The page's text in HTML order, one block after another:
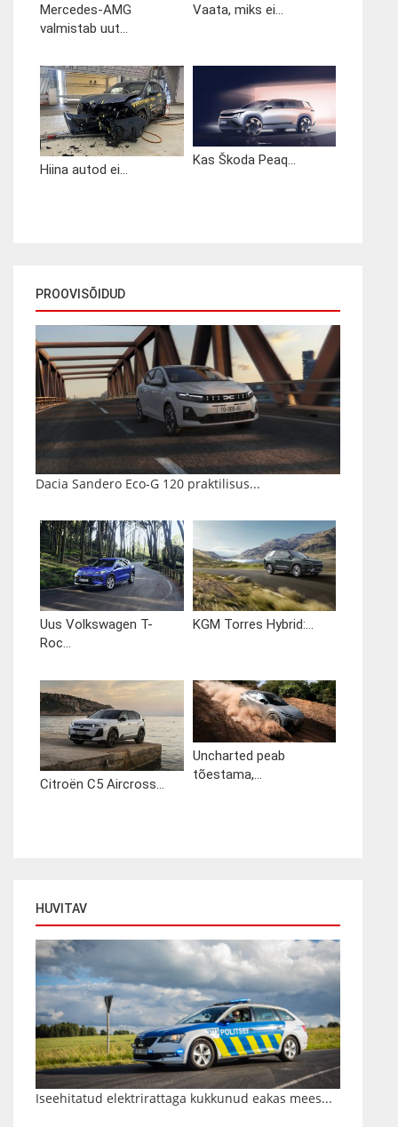
Mercedes-AMG
valmistab uut...
Vaata, miks ei...
Hiina autod ei...
Kas Škoda Peaq...
PROOVISÕIDUD
Dacia Sandero Eco-G 120 praktilisus...
Uus Volkswagen T-
Roc...
KGM Torres Hybrid:...
Citroën C5 Aircross...
Uncharted peab
tõestama,...
HUVITAV
Iseehitatud elektrirattaga kukkunud eakas mees...